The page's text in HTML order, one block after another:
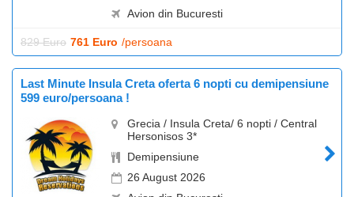
Avion din Bucuresti
829 Euro 761 Euro /persoana
Last Minute Insula Creta oferta 6 nopti cu demipensiune
599 euro/persoana !
Grecia / Insula Creta/ 6 nopti / Central
Hersonisos 3*
Demipensiune
26 August 2026